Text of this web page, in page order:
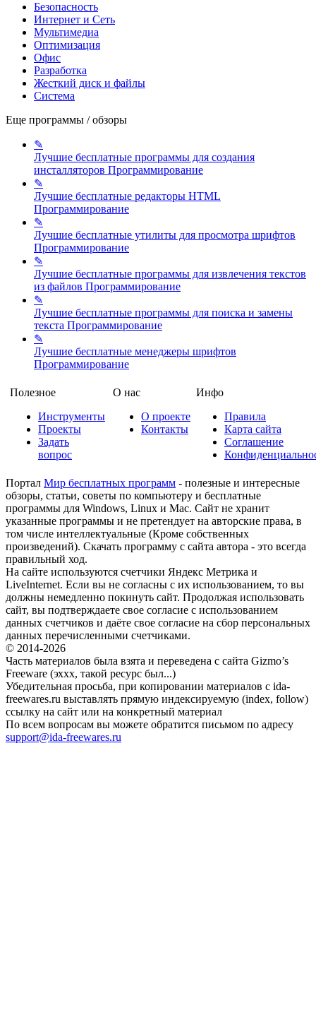
Безопасность
Интернет и Сеть
Мультимедиа
Оптимизация
Офис
Разработка
Жесткий диск и файлы
Система
Еще программы / обзоры
✎
Лучшие бесплатные программы для создания
инсталляторов Программирование
✎
Лучшие бесплатные редакторы HTML
Программирование
✎
Лучшие бесплатные утилиты для просмотра шрифтов
Программирование
✎
Лучшие бесплатные программы для извлечения текстов
из файлов Программирование
✎
Лучшие бесплатные программы для поиска и замены
текста Программирование
✎
Лучшие бесплатные менеджеры шрифтов
Программирование
Полезное
Инструменты
Проекты
Задать
вопрос
О нас
О проекте
Контакты
Инфо
Правила
Карта сайта
Соглашение
Портал Мир бесплатных программ - полезные и интересные
обзоры, статьи, советы по компьютеру и бесплатные
программы для Windows, Linux и Mac. Сайт не хранит
указанные программы и не претендует на авторские права, в
том числе интеллектуальные (Кроме собственных
произведений). Скачать программу с сайта автора - это всегда
правильный ход.
На сайте используются счетчики Яндекс Метрика и
LiveInternet. Если вы не согласны с их использованием, то вы
должны немедленно покинуть сайт. Продолжая использовать
сайт, вы подтверждаете свое согласие с использованием
данных счетчиков и даёте свое согласие на сбор персональных
данных перечисленными счетчиками.
© 2014-2026
Часть материалов была взята и переведена с сайта Gizmo’s
Freeware (эххх, такой ресурс был...)
Убедительная просьба, при копировании материалов с ida-
freewares.ru выставлять прямую индексируемую (index, follow)
ссылку на сайт или на конкретный материал
По всем вопросам вы можете обратится письмом по адресу
support@ida-freewares.ru